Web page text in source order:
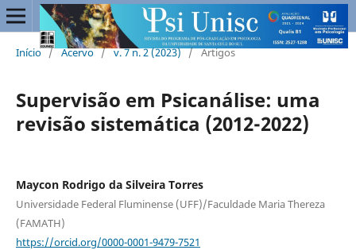
Início / Acervo / v. 7 n. 2 (2023) / Artigos
Supervisão em Psicanálise: uma
revisão sistemática (2012-2022)
Maycon Rodrigo da Silveira Torres
Universidade Federal Fluminense (UFF)/Faculdade Maria Thereza
(FAMATH)
https://orcid.org/0000-0001-9479-7521